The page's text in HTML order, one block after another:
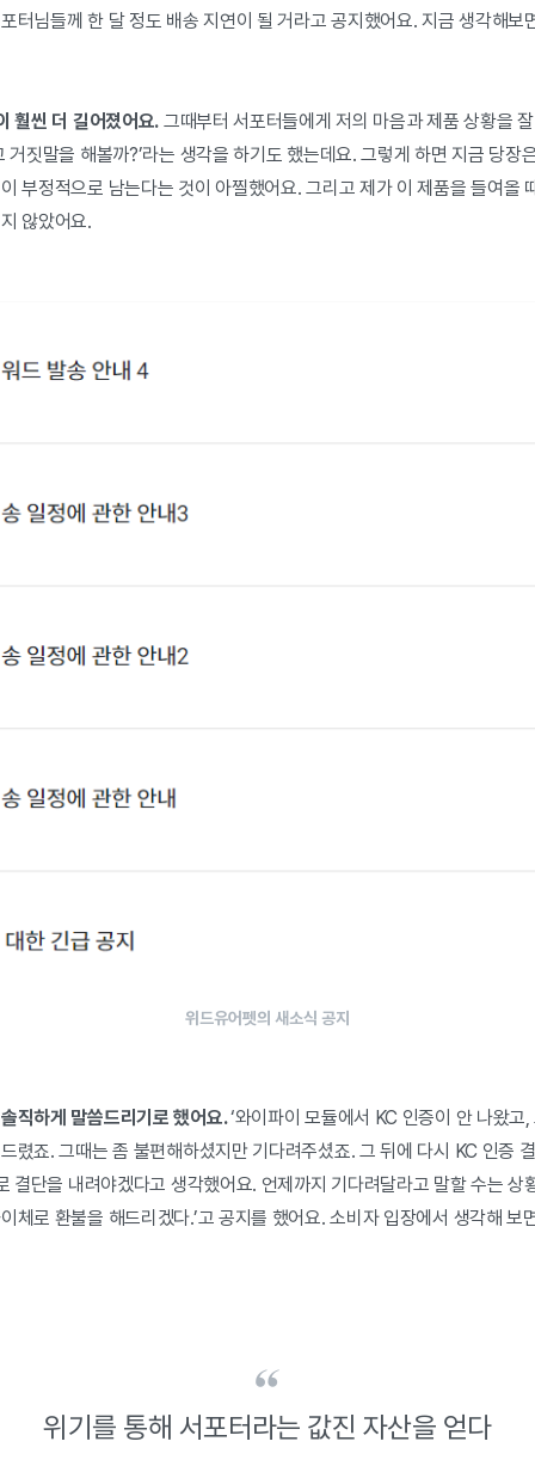
터님들께 한 달 정도 배송 지연이 될 거라고 공지했어요. 지금 생각해보
훨씬 더 길어졌어요. 그때부터 서포터들에게 저의 마음과 제품 상황을
거짓말을 해볼까?’라는 생각을 하기도 했는데요. 그렇게 하면 지금 당장
부정적으로 남는다는 것이 아찔했어요. 그리고 제가 이 제품을 들여올
않았어요.
위드유어펫의 새소식 공지
직하게 말씀드리기로 했어요.‘와이파이 모듈에서 KC 인증이 안 나왔
렸죠. 그때는 좀 불편해하셨지만 기다려주셨죠. 그 뒤에 다시 KC 인증
결단을 내려야겠다고 생각했어요. 언제까지 기다려달라고 말할 수는 상
체로 환불을 해드리겠다.’고 공지를 했어요. 소비자 입장에서 생각해 보
위기를 통해 서포터라는 값진 자산을 얻다